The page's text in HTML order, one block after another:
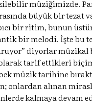
müziğimizde.
büyük bir tezat
bir ritim, bunun
bir melodi. İşte bu
diyorlar
tarif ettikleri
müzik tarihine
onlardan alınan
kalmaya devam